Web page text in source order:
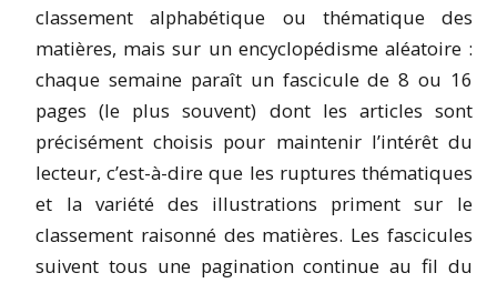
classement alphabétique ou thématique des
matières, mais sur un encyclopédisme aléatoire :
chaque semaine paraît un fascicule de 8 ou 16
pages (le plus souvent) dont les articles sont
précisément choisis pour maintenir l’intérêt du
lecteur, c’est-à-dire que les ruptures thématiques
et la variété des illustrations priment sur le
classement raisonné des matières. Les fascicules
suivent tous une pagination continue au fil du